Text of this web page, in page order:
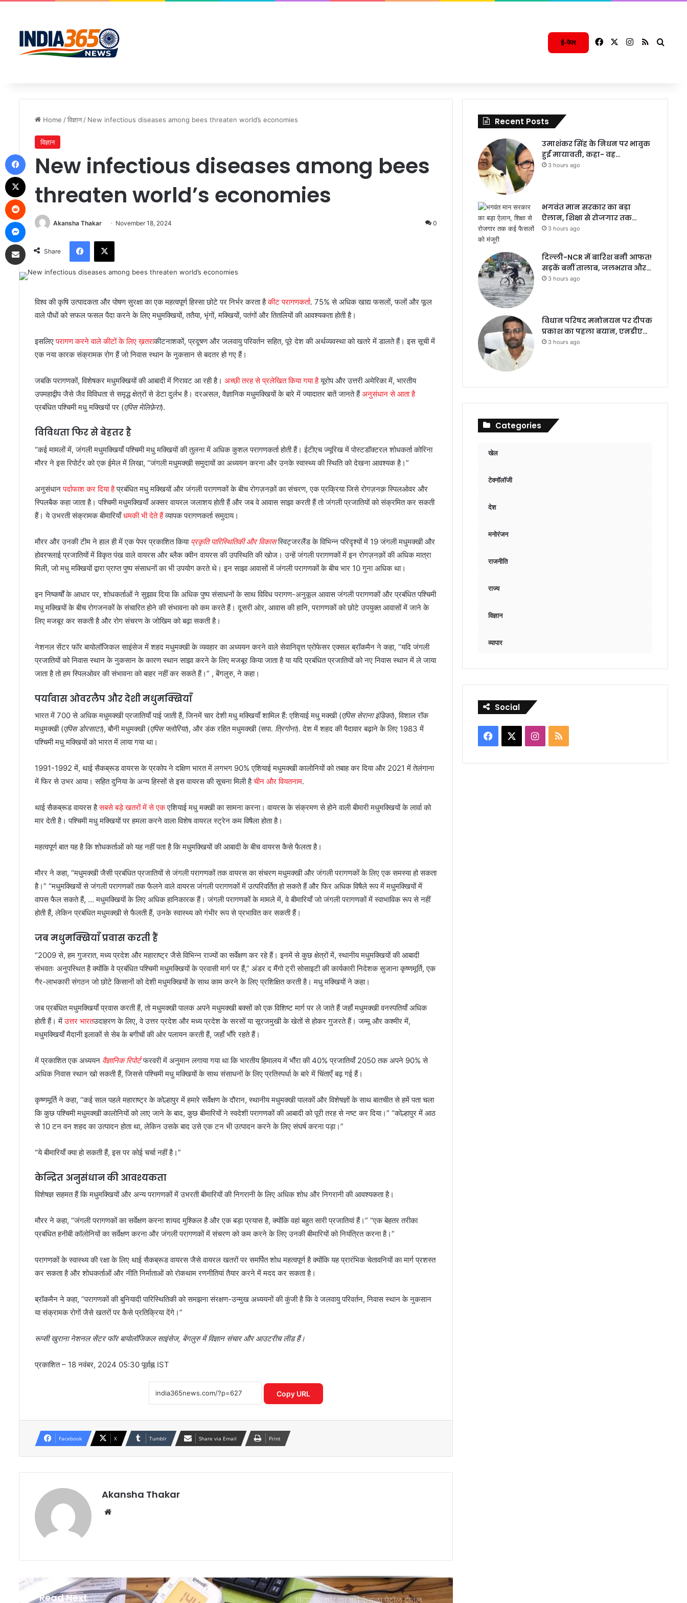
ई-पेपर FacebookInstagram
RSS
Home /विज्ञान / New infectious diseases among bees threaten world’s economies
विज्ञान
New infectious diseases among bees
threaten world’s economies
Akansha Thakar November 18, 2024 0
Share
Facebook
X
विश्व की कृषि उत्पादकता और पोषण सुरक्षा का एक महत्वपूर्ण हिस्सा छोटे पर निर्भर करता हैकीट परागणकर्ता. 75% से अधिक खाद्य फसलों, फलों और फूल
वाले पौधों को सफल फसल पैदा करने के लिए मधुमक्खियों, ततैया, भृंगों, मक्खियों, पतंगों और तितलियों की आवश्यकता होती है।
इसलिएपरागण करने वाले कीटों के लिए ख़तराकीटनाशकों, प्रदूषण और जलवायु परिवर्तन सहित, पूरे देश की अर्थव्यवस्था को खतरे में डालते हैं। इस सूची में
एक नया कारक संक्रामक रोग हैं जो निवास स्थान के नुकसान से बदतर हो गए हैं।
जबकि परागणकों, विशेषकर मधुमक्खियों की आबादी में गिरावट आ रही है। अच्छी तरह से प्रलेखित किया गया हैयूरोप और उत्तरी अमेरिका में, भारतीय
उपमहाद्वीप जैसे जैव विविधता से समृद्ध क्षेत्रों से डेटा दुर्लभ है। दरअसल, वैज्ञानिक मधुमक्खियों के बारे में ज्यादातर बातें जानते हैंअनुसंधान से आता है
प्रबंधित पश्चिमी मधु मक्खियों पर (एपिस मेलिफ़ेरा).
विविधता फिर से बेहतर है
“कई मामलों में, जंगली मधुमक्खियाँ पश्चिमी मधु मक्खियों की तुलना में अधिक कुशल परागणकर्ता होती हैं। ईटीएच ज्यूरिख में पोस्टडॉक्टरल शोधकर्ता कोरिना
मौरर ने इस रिपोर्टर को एक ईमेल में लिखा, “जंगली मधुमक्खी समुदायों का अध्ययन करना और उनके स्वास्थ्य की स्थिति को देखना आवश्यक है।”
अनुसंधानपर्दाफाश कर दिया हैप्रबंधित मधु मक्खियों और जंगली परागणकों के बीच रोगज़नक़ों का संचरण, एक प्रक्रिया जिसे रोगज़नक़ स्पिलओवर और
स्पिलबैक कहा जाता है। पश्चिमी मधुमक्खियाँ अक्सर वायरल जलाशय होती हैं और जब वे आवास साझा करती हैं तो जंगली प्रजातियों को संक्रमित कर सकती
हैं। ये उभरती संक्रामक बीमारियाँधमकी भी देते हैंव्यापक परागणकर्ता समुदाय।
मौरर और उनकी टीम ने हाल ही में एक पेपर प्रकाशित किया प्रकृति पारिस्थितिकी और विकासस्विट्जरलैंड के विभिन्न परिदृश्यों में 19 जंगली मधुमक्खी और
होवरफ्लाई प्रजातियों में विकृत पंख वाले वायरस और ब्लैक क्वीन वायरस की उपस्थिति की खोज। उन्हें जंगली परागणकों में इन रोगज़नक़ों की अधिक मात्रा
मिली, जो मधु मक्खियों द्वारा प्राप्त पुष्प संसाधनों का भी उपयोग करते थे। इन साझा आवासों में जंगली परागणकों के बीच भार 10 गुना अधिक था।
इन निष्कर्षों के आधार पर, शोधकर्ताओं ने सुझाव दिया कि अधिक पुष्प संसाधनों के साथ विविध परागण-अनुकूल आवास जंगली परागणकों और प्रबंधित पश्चिमी
मधु मक्खियों के बीच रोगजनकों के संचारित होने की संभावना को कम करते हैं। दूसरी ओर, आवास की हानि, परागणकों को छोटे उपयुक्त आवासों में जाने के
लिए मजबूर कर सकती है और रोग संचरण के जोखिम को बढ़ा सकती है।
नेशनल सेंटर फॉर बायोलॉजिकल साइंसेज में शहद मधुमक्खी के व्यवहार का अध्ययन करने वाले सेवानिवृत्त प्रोफेसर एक्सल ब्रॉकमैन ने कहा, “यदि जंगली
प्रजातियों को निवास स्थान के नुकसान के कारण स्थान साझा करने के लिए मजबूर किया जाता है या यदि प्रबंधित प्रजातियों को नए निवास स्थान में ले जाया
जाता है तो हम स्पिलओवर की संभावना को बाहर नहीं कर सकते हैं।” , बेंगलुरु, ने कहा।
पर्यावास ओवरलैप और देशी मधुमक्खियाँ
भारत में 700 से अधिक मधुमक्खी प्रजातियाँ पाई जाती हैं, जिनमें चार देशी मधु मक्खियाँ शामिल हैं: एशियाई मधु मक्खी (एपिस सेराना इंडिका), विशाल रॉक
मधुमक्खी (एपिस डोरसाटा), बौनी मधुमक्खी (एपिस फ्लोरिया), और डंक रहित मधुमक्खी (सपा. त्रिगोना). देश में शहद की पैदावार बढ़ाने के लिए 1983 में
पश्चिमी मधु मक्खियों को भारत में लाया गया था।
1991-1992 में, थाई सैकब्रूड वायरस के प्रकोप ने दक्षिण भारत में लगभग 90% एशियाई मधुमक्खी कालोनियों को तबाह कर दिया और 2021 में तेलंगाना
में फिर से उभर आया। सहित दुनिया के अन्य हिस्सों से इस वायरस की सूचना मिली हैचीन और वियतनाम.
थाई सैकब्रूड वायरस हैसबसे बड़े खतरों में से एकएशियाई मधु मक्खी का सामना करना। वायरस के संक्रमण से होने वाली बीमारी मधुमक्खियों के लार्वा को
मार देती है। पश्चिमी मधु मक्खियों पर हमला करने वाला विशेष वायरल स्ट्रेन कम विषैला होता है।
महत्वपूर्ण बात यह है कि शोधकर्ताओं को यह नहीं पता है कि मधुमक्खियों की आबादी के बीच वायरस कैसे फैलता है।
मौरर ने कहा, “मधुमक्खी जैसी प्रबंधित प्रजातियों से जंगली परागणकों तक वायरस का संचरण मधुमक्खी और जंगली परागणकों के लिए एक समस्या हो सकता
है।” “मधुमक्खियों से जंगली परागणकों तक फैलने वाले वायरस जंगली परागणकों में उत्परिवर्तित हो सकते हैं और फिर अधिक विषैले रूप में मधुमक्खियों में
वापस फैल सकते हैं, … मधुमक्खियों के लिए अधिक हानिकारक हैं। जंगली परागणकों के मामले में, वे बीमारियाँ जो जंगली परागणकों में स्वाभाविक रूप से नहीं
होती हैं, लेकिन प्रबंधित मधुमक्खी से फैलती हैं, उनके स्वास्थ्य को गंभीर रूप से प्रभावित कर सकती हैं।
जब मधुमक्खियाँ प्रवास करती हैं
“2009 से, हम गुजरात, मध्य प्रदेश और महाराष्ट्र जैसे विभिन्न राज्यों का सर्वेक्षण कर रहे हैं। इनमें से कुछ क्षेत्रों में, स्थानीय मधुमक्खियों की आबादी
संभवतः अनुपस्थित है क्योंकि वे प्रबंधित पश्चिमी मधुमक्खियों के प्रवासी मार्ग पर हैं,” अंडर द मैंगो ट्री सोसाइटी की कार्यकारी निदेशक सुजाना कृष्णमूर्ति, एक
गैर-लाभकारी संगठन जो छोटे किसानों को देशी मधुमक्खियों के साथ काम करने के लिए प्रशिक्षित करती है। मधु मक्खियों ने कहा।
जब प्रबंधित मधुमक्खियाँ प्रवास करती हैं, तो मधुमक्खी पालक अपने मधुमक्खी बक्सों को एक विशिष्ट मार्ग पर ले जाते हैं जहाँ मधुमक्खी वनस्पतियाँ अधिक
होती हैं। मेंउत्तर भारतउदाहरण के लिए, वे उत्तर प्रदेश और मध्य प्रदेश के सरसों या सूरजमुखी के खेतों से होकर गुजरते हैं। जम्मू और कश्मीर में,
मधुमक्खियाँ मैदानी इलाकों से सेब के बगीचों की ओर पलायन करती हैं, जहाँ भौंरे रहते हैं।
में प्रकाशित एक अध्ययन वैज्ञानिक रिपोर्टफरवरी में अनुमान लगाया गया था कि भारतीय हिमालय में भौंरा की 40% प्रजातियाँ 2050 तक अपने 90% से
अधिक निवास स्थान खो सकती हैं, जिससे पश्चिमी मधु मक्खियों के साथ संसाधनों के लिए प्रतिस्पर्धा के बारे में चिंताएँ बढ़ गई हैं।
कृष्णमूर्ति ने कहा, “कई साल पहले महाराष्ट्र के कोल्हापुर में हमारे सर्वेक्षण के दौरान, स्थानीय मधुमक्खी पालकों और विशेषज्ञों के साथ बातचीत से हमें पता चला
कि कुछ पश्चिमी मधुमक्खी कालोनियों को लाए जाने के बाद, कुछ बीमारियों ने स्वदेशी परागणकों की आबादी को पूरी तरह से नष्ट कर दिया।” “कोल्हापुर में आठ
से 10 टन वन शहद का उत्पादन होता था, लेकिन उसके बाद उसे एक टन भी उत्पादन करने के लिए संघर्ष करना पड़ा।”
“ये बीमारियाँ क्या हो सकती हैं, इस पर कोई चर्चा नहीं है।”
केन्द्रित अनुसंधान की आवश्यकता
विशेषज्ञ सहमत हैं कि मधुमक्खियों और अन्य परागणकों में उभरती बीमारियों की निगरानी के लिए अधिक शोध और निगरानी की आवश्यकता है।
मौरर ने कहा, “जंगली परागणकों का सर्वेक्षण करना शायद मुश्किल है और एक बड़ा प्रयास है, क्योंकि वहां बहुत सारी प्रजातियां हैं।” “एक बेहतर तरीका
प्रबंधित हनीबी कॉलोनियों का सर्वेक्षण करना और जंगली परागणकों में संचरण को कम करने के लिए उनकी बीमारियों को नियंत्रित करना है।”
परागणकों के स्वास्थ्य की रक्षा के लिए थाई सैकब्रूड वायरस जैसे वायरल खतरों पर समर्पित शोध महत्वपूर्ण है क्योंकि यह प्रारंभिक चेतावनियों का मार्ग प्रशस्त
कर सकता है और शोधकर्ताओं और नीति निर्माताओं को रोकथाम रणनीतियां तैयार करने में मदद कर सकता है।
ब्रॉकमैन ने कहा, “परागणकों की बुनियादी पारिस्थितिकी को समझना संरक्षण-उन्मुख अध्ययनों की कुंजी है कि वे जलवायु परिवर्तन, निवास स्थान के नुकसान
या संक्रामक रोगों जैसे खतरों पर कैसे प्रतिक्रिया देंगे।”
रूप्सी खुराना नेशनल सेंटर फॉर बायोलॉजिकल साइंसेज, बेंगलुरु में विज्ञान संचार और आउटरीच लीड हैं।
प्रकाशित– 18 नवंबर, 2024 05:30 पूर्वाह्न IST
Copy URL
Facebook X Tumblr Share via Email Print
Akansha Thakar
Read Next
data of farm fires and air pollution |
food source that is the shortest
बिहार सरकार का बड़ा फैसला पेट्रोल डीजल
Recent Posts
उमाशंकर सिंह के निधन पर भावुक
हुईं मायावती, कहा- वह…
3 hours ago
भगवंत मान सरकार का बड़ा
ऐलान, शिक्षा से रोजगार तक…
3 hours ago
दिल्ली-NCR में बारिश बनी आफत!
सड़कें बनीं तालाब, जलभराव और…
3 hours ago
विधान परिषद मनोनयन पर दीपक
प्रकाश का पहला बयान, एनडीए…
3 hours ago
Categories
खेल
टेक्नॉलॉजी
देश
मनोरंजन
राजनीति
राज्य
विज्ञान
व्यापार
Social
Facebook Instagram
RSS
Reddit
Messenger